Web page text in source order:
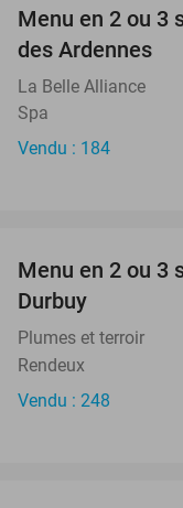
Menu en 2 ou 3
des Ardennes
La Belle Alliance
Spa
Vendu : 184
Menu en 2 ou 3
Durbuy
Plumes et terroir
Rendeux
Vendu : 248